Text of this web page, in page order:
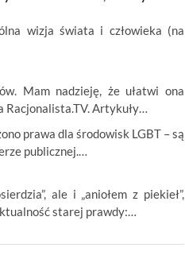
wizja świata i człowieka (na
Mam nadzieję, że ułatwi ona
Racjonalista.TV. Artykuły…
prawa dla środowisk LGBT – są
publicznej.…
ale i „aniołem z piekieł”,
starej prawdy:…